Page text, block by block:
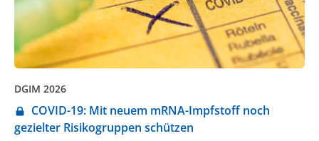
DGIM 2026
COVID-19: Mit neuem mRNA-Impfstoff noch
gezielter Risikogruppen schützen